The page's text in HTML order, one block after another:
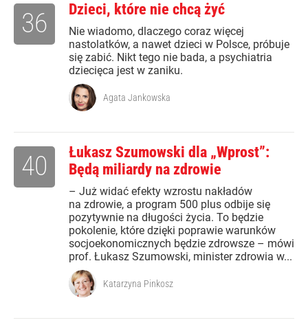
Dzieci, które nie chcą żyć
Nie wiadomo, dlaczego coraz więcej
nastolatków, a nawet dzieci w Polsce, próbuje
się zabić. Nikt tego nie bada, a psychiatria
dziecięca jest w zaniku.
36
Agata Jankowska
Łukasz Szumowski dla „Wprost”:
Będą miliardy na zdrowie
– Już widać efekty wzrostu nakładów
na zdrowie, a program 500 plus odbije się
pozytywnie na długości życia. To będzie
pokolenie, które dzięki poprawie warunków
socjoekonomicznych będzie zdrowsze – mówi
prof. Łukasz Szumowski, minister zdrowia w...
40
Katarzyna Pinkosz